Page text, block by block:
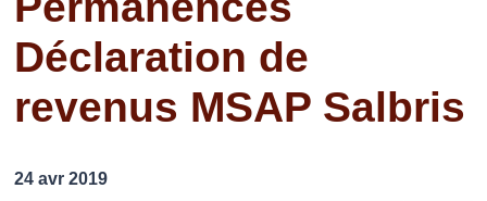
Découvrir Pierrefitte
Vie pratique
Déclaration de
revenus MSAP Salbris
24 avr 2019